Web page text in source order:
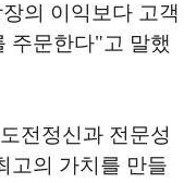
의 이익보다 고객
주문한다"고 말했
전정신과 전문성
고의 가치를 만들